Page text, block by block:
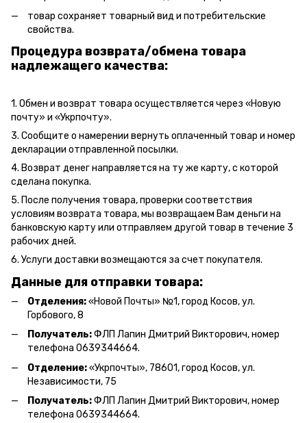
товар сохраняет товарный вид и потребительские
свойства.
Процедура возврата/обмена товара
надлежащего качества:
1. Обмен и возврат товара осуществляется через «Новую
почту» и «Укрпочту».
3. Сообщите о намерении вернуть оплаченный товар и номер
декларации отправленной посылки.
4. Возврат денег направляется на ту же карту, с которой
сделана покупка.
5. После получения товара, проверки соответствия
условиям возврата товара, мы возвращаем Вам деньги на
банковскую карту или отправляем другой товар в течение 3
рабочих дней.
6. Услуги доставки возмещаются за счет покупателя.
Данные для отправки товара:
Отделения:«Новой Почты» №1, город Косов,ул.
Горбового, 8
Получатель:ФЛП Лапин Дмитрий Викторович, номер
телефона 0639344664.
Отделение:«Укрпочты», 78601, город Косов, ул.
Независимости, 75
Получатель:ФЛП Лапин Дмитрий Викторович, номер
телефона 0639344664.